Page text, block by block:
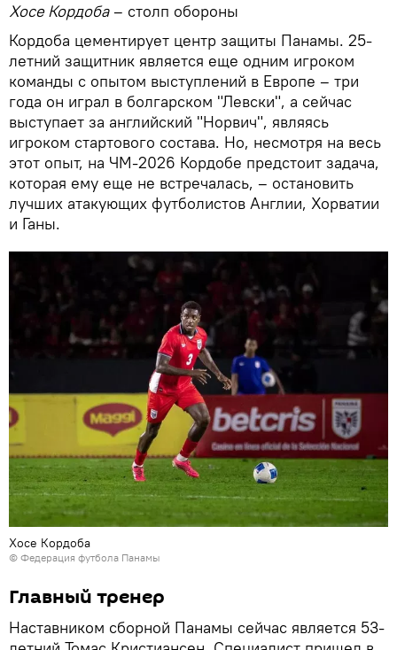
Хосе Кордоба– столп обороны
Кордоба цементирует центр защиты Панамы. 25-
летний защитник является еще одним игроком
команды с опытом выступлений в Европе – три
года он играл в болгарском "Левски", а сейчас
выступает за английский "Норвич", являясь
игроком стартового состава. Но, несмотря на весь
этот опыт, на ЧМ-2026 Кордобе предстоит задача,
которая ему еще не встречалась, – остановить
лучших атакующих футболистов Англии, Хорватии
и Ганы.
Хосе Кордоба
© Федерация футбола Панамы
Главный тренер
Наставником сборной Панамы сейчас является 53-